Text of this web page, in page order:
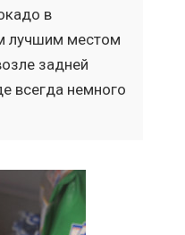
в
лучшим местом
задней
всегда немного